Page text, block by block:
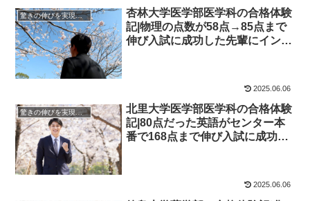
驚きの伸びを実現｜先輩列伝
杏林大学医学部医学科の合格体験
記|物理の点数が58点→85点まで
伸び入試に成功した先輩にインタ
2025.06.06
驚きの伸びを実現｜先輩列伝
北里大学医学部医学科の合格体験
記|80点だった英語がセンター本
番で168点まで伸び入試に成功し
2025.06.06